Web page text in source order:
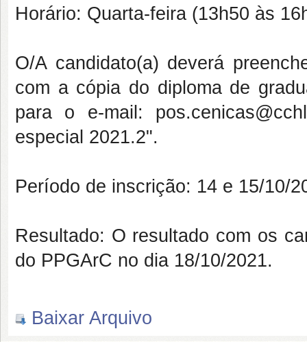
Horário: Quarta-feira (13h50 às
O/A candidato(a) deverá
com a cópia do diploma de
para o e-mail:
especial 2021.2".
Período de inscrição: 14 e 15/10/
Resultado: O resultado com os
do PPGArC no dia 18/10/2021.
Baixar Arquivo